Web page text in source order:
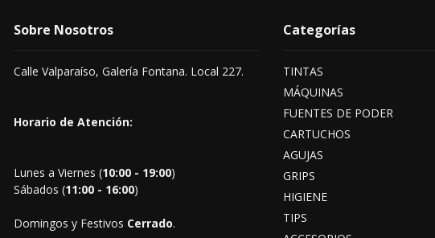
Sobre Nosotros
Calle Valparaíso, Galería Fontana. Local 227.
Horario de Atención:
Lunes a Viernes (10:00 - 19:00)
Sábados (11:00 - 16:00)
Domingos y Festivos Cerrado.
Categorías
TINTAS
MÁQUINAS
FUENTES DE PODER
CARTUCHOS
AGUJAS
GRIPS
HIGIENE
TIPS